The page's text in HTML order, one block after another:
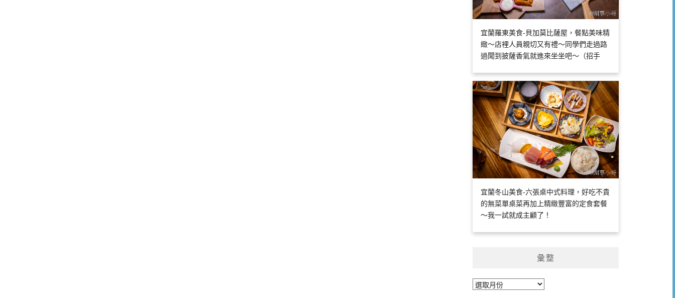
宜蘭羅東美食-貝加莫比薩屋，餐點美味精
緻～店裡人員親切又有禮～同學們走過路
過聞到披薩香氣就進來坐坐吧～（招手
宜蘭冬山美食-六張桌中式料理，好吃不貴
的無菜單桌菜再加上精緻豐富的定食套餐
～我一試就成主顧了！
彙整
彙